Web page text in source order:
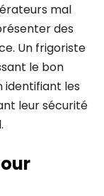
mal
des
Un frigoriste
le bon
identifiant les
leur sécurité